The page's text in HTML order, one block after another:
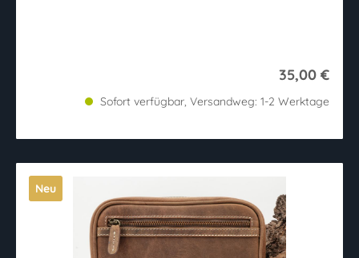
35,00 €
Sofort verfügbar, Versandweg: 1-2 Werktage
Neu